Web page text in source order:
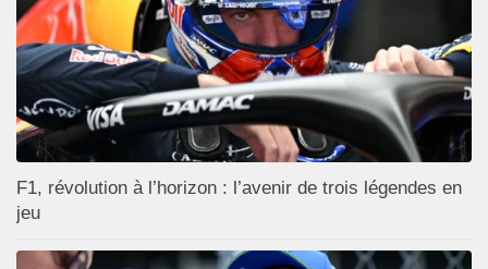
F1, révolution à l’horizon : l’avenir de trois légendes en
jeu